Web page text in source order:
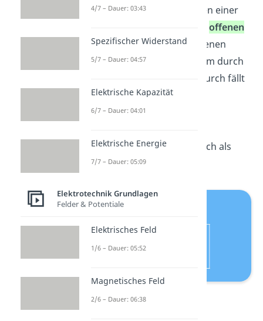
Spannung, die an den Polen einer
offenen
Stromkreisanliegt. Im offenen
Stromkreis fließt
Strom durch
die Spannungsquelle. Dadurch fällt
auch keine Spannung am
Innenwiderstand der
Leerlaufspannung wird auch als
Urspannungbezeichnet.
4/7 – Dauer: 03:43
Spezifischer Widerstand
5/7 – Dauer: 04:57
Elektrische Kapazität
6/7 – Dauer: 04:01
Elektrische Energie
7/7 – Dauer: 05:09
Elektrotechnik Grundlagen
Felder & Potentiale
Elektrisches Feld
1/6 – Dauer: 05:52
Magnetisches Feld
2/6 – Dauer: 06:38